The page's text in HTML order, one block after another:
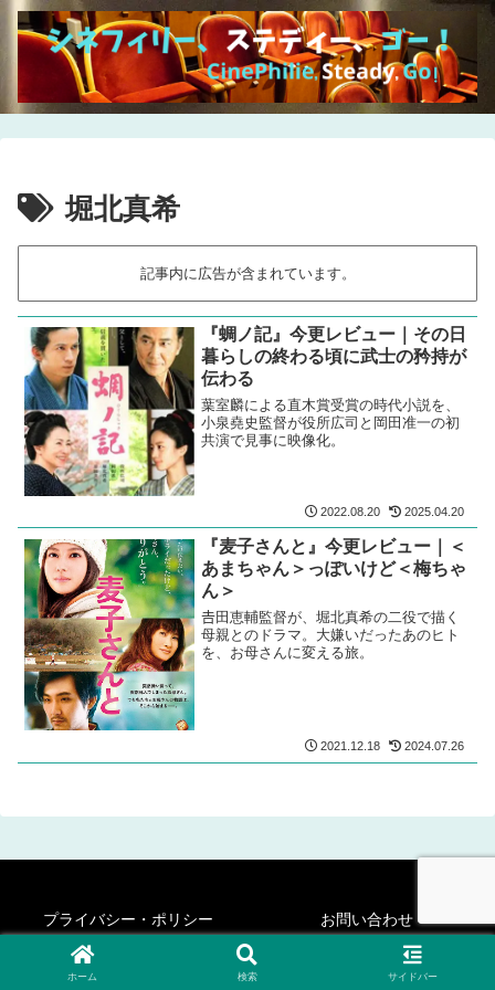
堀北真希
記事内に広告が含まれています。
『蜩ノ記』今更レビュー｜その日
暮らしの終わる頃に武士の矜持が
伝わる
葉室麟による直木賞受賞の時代小説を、
小泉堯史監督が役所広司と岡田准一の初
共演で見事に映像化。
2022.08.20 2025.04.20
『麦子さんと』今更レビュー｜＜
あまちゃん＞っぽいけど＜梅ちゃ
ん＞
𠮷田恵輔監督が、堀北真希の二役で描く
母親とのドラマ。大嫌いだったあのヒト
を、お母さんに変える旅。
2021.12.18 2024.07.26
プライバシー・ポリシー お問い合わせ
© 2020-2026 シネフィリー・ステディ・ゴー！.
ホーム 検索 サイドバー